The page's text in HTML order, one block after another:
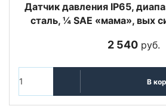
Датчик давления IP65,
сталь, ¼ SAE «мама», вых
2 540 руб.
В